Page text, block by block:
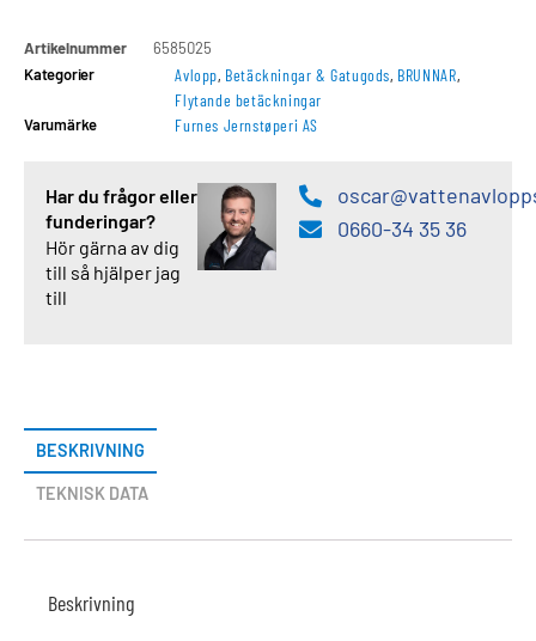
Artikelnummer
6585025
Kategorier
Avlopp, Betäckningar & Gatugods, BRUNNAR,
Flytande betäckningar
Varumärke Furnes Jernstøperi AS
Har du frågor eller
funderingar?
Hör gärna av dig
till så hjälper jag
till
0660-34 35 36
BESKRIVNING
TEKNISK DATA
Beskrivning